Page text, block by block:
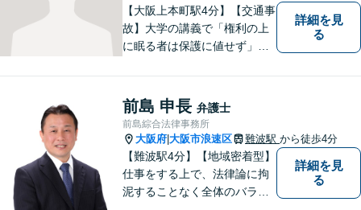
【大阪上本町駅4分】【交通事
故】大学の講義で「権利の上
に眠る者は保護に値せず」と
使できずにいる方々の力にな
りたいと弁護士を志しまし
た。 これまで多様なご相談に
向き合ってきた経験を活か
し、丁寧かつ柔軟な対応を心
がけています。
詳細を見
る
前島 申長 弁護士
前島綜合法律事務所
大阪府 大阪市浪速区 難波駅 から徒歩4分
【難波駅4分】【地域密着型】
仕事をする上で、法律論に拘
泥することなく全体のバラン
詳細を見
る